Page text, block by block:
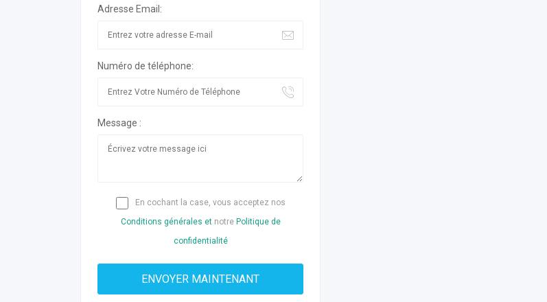
Adresse Email:
Numéro de téléphone:
Message :
En cochant la case, vous acceptez nos
Conditions générales etnotre Politique de
confidentialité